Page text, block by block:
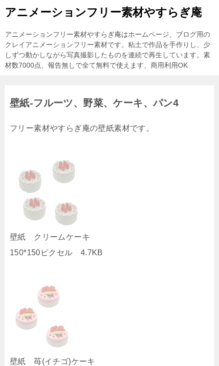
アニメーションフリー素材やすらぎ庵
アニメーションフリー素材やすらぎ庵はホームページ、ブログ用の
クレイアニメーションフリー素材です。粘土で作品を手作りし、少
しずつ動かしながら写真撮影したものを連続で再生しています。素
材数7000点、報告無しで全て無料で使えます、商用利用OK
壁紙-フルーツ、野菜、ケーキ、パン4
フリー素材やすらぎ庵の壁紙素材です。
壁紙 クリームケーキ
150*150ピクセル 4.7KB
壁紙 苺(イチゴ)ケーキ